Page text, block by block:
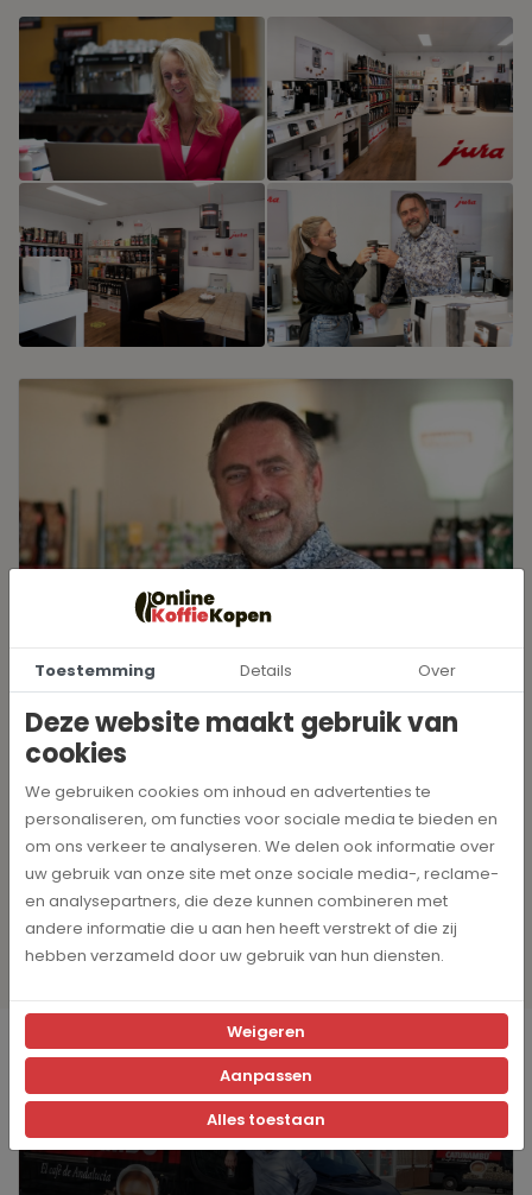
Interessant
Home
Blog
Gerelateerde pagina's
Home
Toestemming Details Over
Deze website maakt gebruik van
cookies
We gebruiken cookies om inhoud en advertenties te
personaliseren, om functies voor sociale media te bieden en
om ons verkeer te analyseren. We delen ook informatie over
uw gebruik van onze site met onze sociale media-, reclame-
en analysepartners, die deze kunnen combineren met
andere informatie die u aan hen heeft verstrekt of die zij
hebben verzameld door uw gebruik van hun diensten.
Weigeren
Aanpassen
Alles toestaan